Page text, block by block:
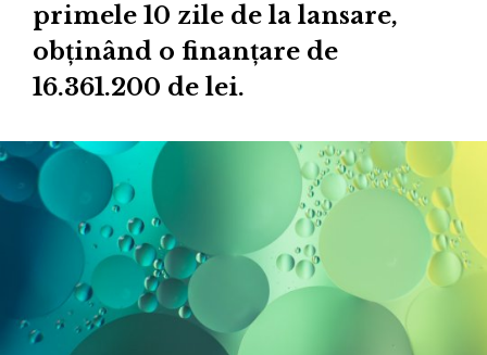
primele 10 zile de la lansare,
obținând o finanțare de
16.361.200 de lei.